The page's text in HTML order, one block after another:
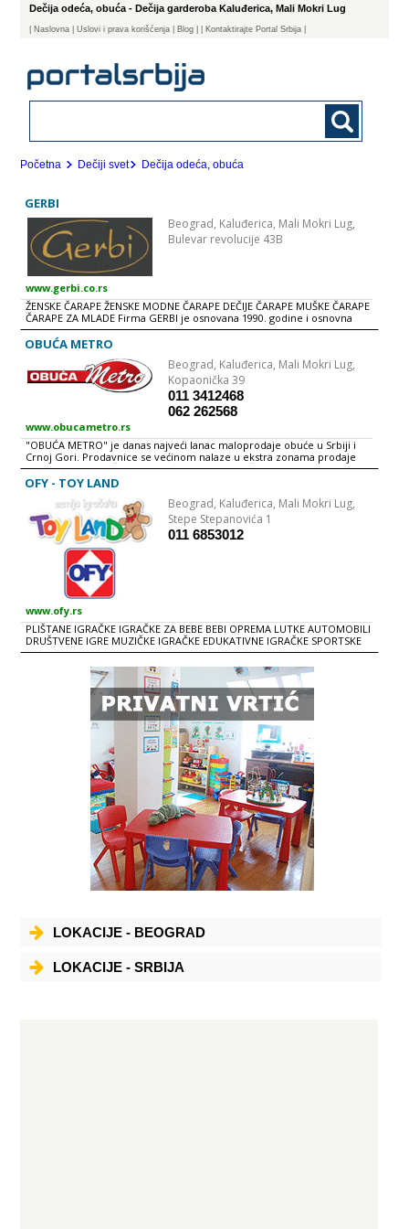
Dečija odeća, obuća - Dečija garderoba Kaluđerica, Mali Mokri Lug
Naslovna | Uslovi i prava korišćenja Blog | Kontaktirajte Portal Srbija |
Početna Dečiji svet Dečija odeća, obuća
GERBI
Beograd, Kaluđerica, Mali Mokri Lug,
Bulevar revolucije 43B
www.gerbi.co.rs
ŽENSKE ČARAPE ŽENSKE MODNE ČARAPE DEČIJE ČARAPE MUŠKE ČARAPE
ČARAPE ZA MLADE Firma GERBI je osnovana 1990. godine i osnovna
delatnost je proizvodnja i veleprodaja svih vrsta ženskih, muških i
dečijih čarapa. U proizvodnom programu se nalazi vrlo širok asortiman
proizvoda napravljenih od kvalitetnih uvoznih materijala: pamuka,
microfibera, lycre, polyamida, vune i akrila. RADNO VREME radnim
danima 09 - 17h subotom 09 - 15h
OBUĆA METRO
Beograd, Kaluđerica, Mali Mokri Lug,
Kopaonička 39
011 3412468
062 262568
www.obucametro.rs
"OBUĆA METRO" je danas najveći lanac maloprodaje obuće u Srbiji i
Crnoj Gori. Prodavnice se većinom nalaze u ekstra zonama prodaje
SVAKO IMA PO NEŠTO, A MI IMAMO SVE. ONO ŠTO MI NEMAMO TO
VAMA NI NE TREBA.
OFY - TOY LAND
Beograd, Kaluđerica, Mali Mokri Lug,
Stepe Stepanovića 1
011 6853012
www.ofy.rs
PLIŠTANE IGRAČKE IGRAČKE ZA BEBE BEBI OPREMA LUTKE AUTOMOBILI
DRUŠTVENE IGRE MUZIČKE IGRAČKE EDUKATIVNE IGRAČKE SPORTSKE
IGRAČKE ŠKOLSKI PRIBOR PARTY PROGRAM LETNJI PROGRAM
NOVOGODIŠNjI PROGRAM GIRFT PROGRAM GARDEROBA OBUĆA
LOKACIJE - BEOGRAD
LOKACIJE - SRBIJA